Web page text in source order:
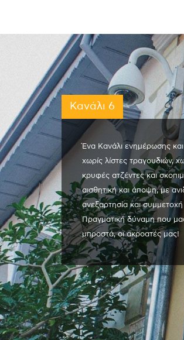
Κανάλι 6
Ένα Κανάλι ενημέρωσης
χωρίς λίστες τραγουδιών,
κρυφές ατζέντες και
αισθητική και άποψη, με
ανεξαρτησία και συμμετοχή
Πραγματική δύναμη που
μπροστά, οι ακροατές μας!